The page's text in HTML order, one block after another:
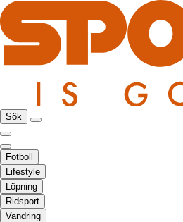
Sök
Fotboll
Lifestyle
Löpning
Ridsport
Vandring